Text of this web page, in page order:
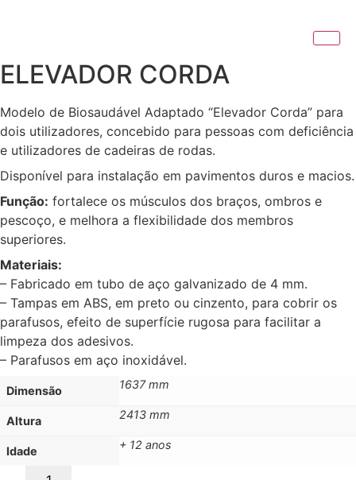
ELEVADOR CORDA
Modelo de Biosaudável Adaptado “Elevador Corda” para
dois utilizadores, concebido para pessoas com deficiência
e utilizadores de cadeiras de rodas.
Disponível para instalação em pavimentos duros e macios.
Função: fortalece os músculos dos braços, ombros e
pescoço, e melhora a flexibilidade dos membros
superiores.
Materiais:
– Fabricado em tubo de aço galvanizado de 4 mm.
– Tampas em ABS, em preto ou cinzento, para cobrir os
parafusos, efeito de superfície rugosa para facilitar a
limpeza dos adesivos.
– Parafusos em aço inoxidável.
Dimensão 1637 mm
Altura 2413 mm
Idade + 12 anos
Quantidade